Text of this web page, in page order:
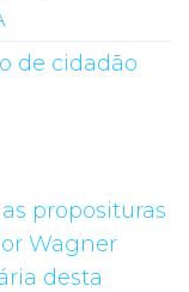
de cidadão
proposituras
Wagner
desta